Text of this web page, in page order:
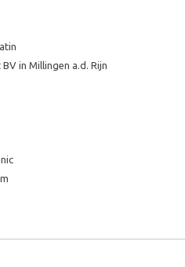
in Millingen a.d. Rijn